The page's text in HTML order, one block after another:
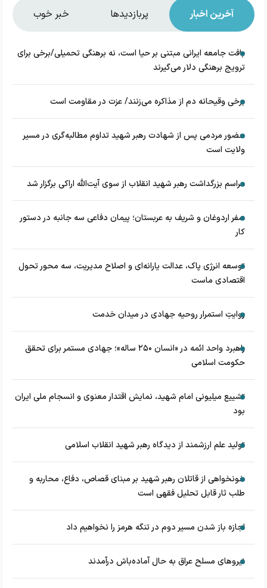
آخرین اخبار پربازدیدها خبر خوب
بافت جامعه ایرانی مبتنی بر حیا است، نه برهنگی تحمیلی/برخی برای
ترویج برهنگی دلار می‌گیرند
برخی وقیحانه دم از مذاکره می‌زنند/ عزت در مقاومت است
حضور مردمی پس از شهادت رهبر شهید تداوم مطالبه‌گری در مسیر
ولایت است
مراسم بزرگداشت رهبر شهید انقلاب از سوی آیت‌الله اراکی برگزار شد
سفر اردوغان و شریف به عربستان؛ پیمان دفاعی سه جانبه در دستور
کار
توسعه انرژی پاک، عدالت یارانه‌ای و اصلاح مدیریت، سه محور تحول
اقتصادی ماست
روایتِ استمرار روحیه جهادی در میدان خدمت
راهبرد واحد ائمه در «انسان ۲۵۰ ساله»؛ جهادی مستمر برای تحقق
حکومت اسلامی
تشییع میلیونی امام شهید، نمایش اقتدار معنوی و انسجام ملی ایران
بود
تولید علم ارزشمند از دیدگاه رهبر شهید انقلاب اسلامی
خونخواهی از قاتلان رهبر شهید بر مبنای قصاص، دفاع، محاربه و
طلب ثار قابل تحلیل فقهی است
اجازه باز شدن مسیر دوم در تنگه هرمز را نخواهیم داد
نیروهای مسلح عراق به حال آماده‌باش درآمدند